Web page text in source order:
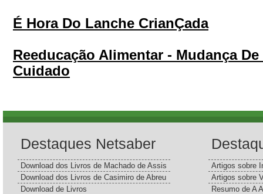
É Hora Do Lanche CrianÇada
Reeducação Alimentar - Mudança
Cuidado
Destaques Netsaber
Download dos Livros de Machado de Assis
Download dos Livros de Casimiro de Abreu
Download de Livros
Artigos sobre
Artigos sobre
Resumo de A